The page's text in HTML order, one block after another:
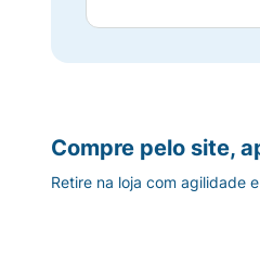
Compre pelo site,
Retire na loja com agilidade